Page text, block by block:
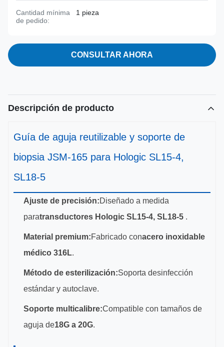
Cantidad mínima
de pedido:
1 pieza
CONSULTAR AHORA
Descripción de producto
Guía de aguja reutilizable y soporte de
biopsia JSM-165 para Hologic SL15-4,
SL18-5
Ajuste de precisión:Diseñado a medida
paratransductores Hologic SL15-4, SL18-5 .
Material premium:Fabricado conacero inoxidable
médico 316L.
Método de esterilización:Soporta desinfección
estándar y autoclave.
Soporte multicalibre:Compatible con tamaños de
aguja de18G a 20G.